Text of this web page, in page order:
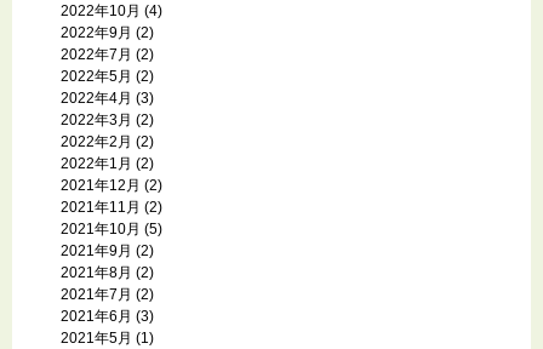
2022年10月 (4)
2022年9月 (2)
2022年7月 (2)
2022年5月 (2)
2022年4月 (3)
2022年3月 (2)
2022年2月 (2)
2022年1月 (2)
2021年12月 (2)
2021年11月 (2)
2021年10月 (5)
2021年9月 (2)
2021年8月 (2)
2021年7月 (2)
2021年6月 (3)
2021年5月 (1)